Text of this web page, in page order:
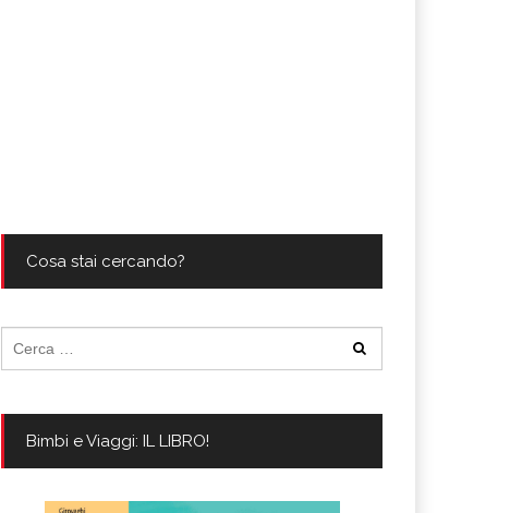
Cosa stai cercando?
per:
Bimbi e Viaggi: IL LIBRO!